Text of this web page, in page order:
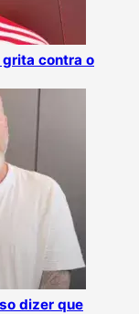
contra o
dizer que